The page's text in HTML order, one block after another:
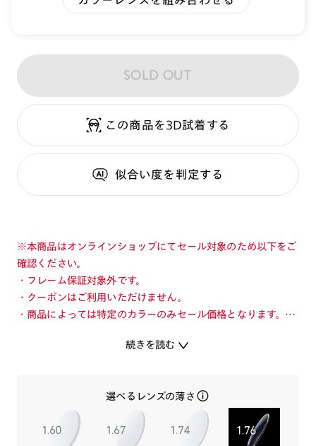
SOLD OUT
この商品を3D試着する
似合い度を判定する
※本商品はオンラインショップにてセール対象のため以下をご
確認ください。
・フレーム保証対象外です。
・クーポンはご利用いただけません。
・商品によっては特定のカラーのみセール価格となります。カ
・店舗とオンラインショップで価格が異なる場合があります。
旬を着こなすメガネ「JINS TODAY」
続きを読む
選べるレンズの薄さ